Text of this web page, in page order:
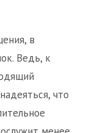
в
Ведь, к
что